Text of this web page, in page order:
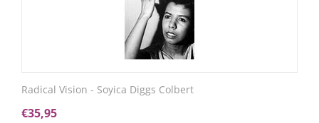
Radical Vision - Soyica Diggs Colbert
€35,95